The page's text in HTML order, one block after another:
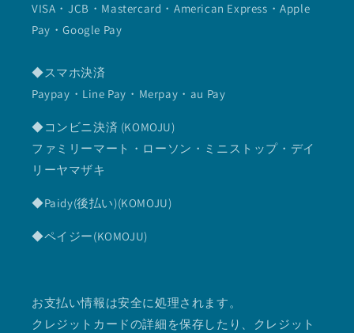
VISA・JCB・Mastercard・American Express・Apple
Pay・Google Pay
◆スマホ決済
Paypay・Line Pay・Merpay・au Pay
◆コンビニ決済 (KOMOJU)
ファミリーマート・ローソン・ミニストップ・デイ
リーヤマザキ
◆Paidy(後払い)(KOMOJU)
◆ペイジー(KOMOJU)
お支払い情報は安全に処理されます。
クレジットカードの詳細を保存したり、クレジット